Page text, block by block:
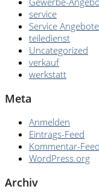
service
Service Angebote
teiledienst
Uncategorized
verkauf
werkstatt
Meta
Anmelden
Eintrags-Feed
Kommentar-Feed
WordPress.org
Archiv